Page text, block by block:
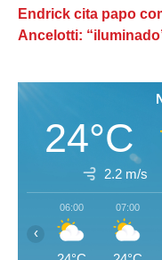
Endrick cita papo
Ancelotti:
24°C
2.2 m/s
06:00 07:00
‹